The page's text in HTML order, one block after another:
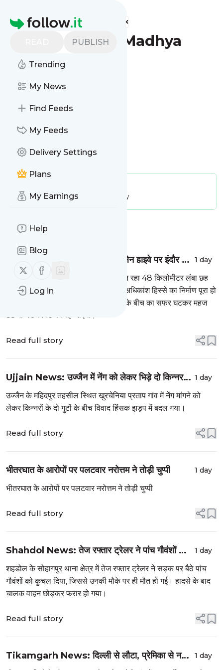
Homepage
PUBLISH
Trending
My News
Find Feeds
My Feeds
Delivery Settings
Plans
My Earnings
Help
Blog
Follow us on X (twitter)
Follow us on Facebook
Log in
Find more feeds
Amar Ujala - Madhya
Pradesh
Follow
Is this your feed? Claim it
Message frequency:
18.76 / day
Message
Indore: 40 मिनट में पूरा होगा छहलेन हाइवे पर इंदौर से
उज्जैन का सफर, शहरी हिस्से में सर्विस लेन मिलेगी
1 day
सिंहस्थ मेले से पहले इंदौर-उज्जैन के बीच बन रहा 48 किलोमीटर लंबा छह
लेन मार्ग लगभग तैयार हो जाएगा। सड़क के अधिकांश हिस्से का निर्माण पूरा हो
चुका है। इसके शुरू होने के बाद दोनों शहरों के बीच का सफर घटकर महज
35 से 40 मिनट का रह जाएगा।
Read full story
Ujjain News: उज्जैन में नेंग को लेकर भिड़े दो किन्नर
गुट, गांव में चले लाठी-डंडे; पंचायत ने लिया बड़ा फैसला
1 day
उज्जैन के महिदपुर तहसील स्थित खुरचेनिया प्रताप गांव में नेंग मांगने को
लेकर किन्नरों के दो गुटों के बीच विवाद हिंसक झड़प में बदल गया।
Read full story
भीतरघात के आरोपों पर पलटवार नरोत्तम ने तोड़ी चुप्पी 1 day
भीतरघात के आरोपों पर पलटवार नरोत्तम ने तोड़ी चुप्पी
Read full story
Shahdol News: तेज रफ्तार ट्रेलर ने पांच गौवंशों को
कुचला, मौके पर मौत; बचाव के लिए कब उठाए जाएंगे ठोस
कदम?
1 day
शहडोल के सोहागपुर थाना क्षेत्र में तेज रफ्तार ट्रेलर ने सड़क पर बैठे पांच
गौवंशों को कुचल दिया, जिससे उनकी मौके पर ही मौत हो गई। हादसे के बाद
चालक वाहन छोड़कर फरार हो गया।
Read full story
Tikamgarh News: दिल्ली से लौटा, प्रेमिका से नहीं
1 day